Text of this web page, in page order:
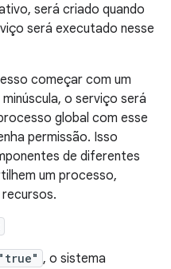
será criado quando
será executado nesse
começar com um
o serviço será
global com esse
permissão. Isso
de diferentes
um processo,
"true" , o sistema